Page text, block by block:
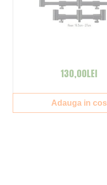
130,00LEI
Adauga in cos